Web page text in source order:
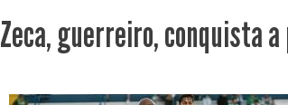
Zeca, guerreiro, conquista